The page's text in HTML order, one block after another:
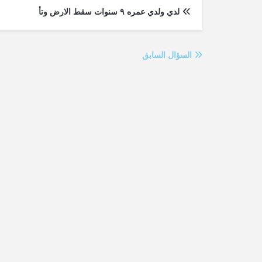
لدي ولدي عمره ٩ سنوات سقط الارض وتأ
السؤال السابق